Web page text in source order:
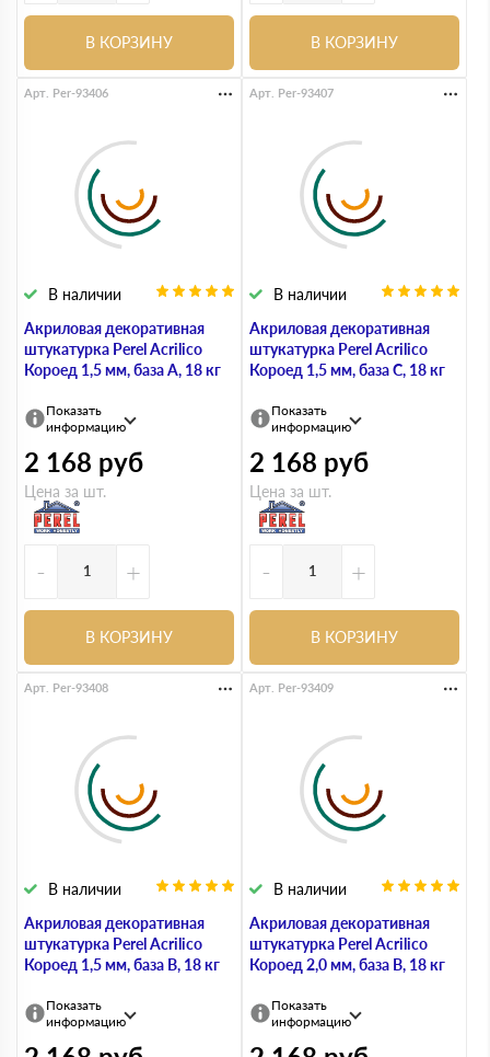
В КОРЗИНУ В КОРЗИНУ
Акриловая декоративная
штукатурка Perel Acrilico
Короед 1,5 мм, база А, 18 кг
В наличии
Арт. Per-93406
Показать
информацию
2 168 руб
Цена за шт.
- +
В КОРЗИНУ
Акриловая декоративная
штукатурка Perel Acrilico
Короед 1,5 мм, база С, 18 кг
В наличии
Арт. Per-93407
Показать
информацию
2 168 руб
Цена за шт.
- +
В КОРЗИНУ
Акриловая декоративная
штукатурка Perel Acrilico
Короед 1,5 мм, база В, 18 кг
В наличии
Арт. Per-93408
Показать
информацию
Акриловая декоративная
штукатурка Perel Acrilico
Короед 2,0 мм, база B, 18 кг
В наличии
Арт. Per-93409
Показать
информацию